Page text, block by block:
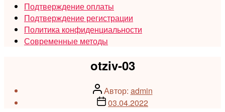
Подтверждение оплаты
Подтверждение регистрации
Политика конфиденциальности
Современные методы
otziv-03
Автор
записи
Автор: admin
Дата03.04.2022